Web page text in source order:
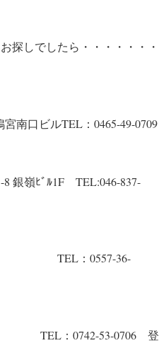
探しでしたら・・・・・・・
南口ビルTEL：0465-49-0709
銀嶺ﾋﾞﾙ1F TEL:046-837-
36-
53-0706 登